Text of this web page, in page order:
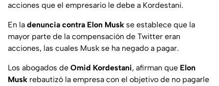
acciones que el empresario le debe a Kordestani.
En la denuncia contra Elon Musk se establece que la
mayor parte de la compensación de Twitter eran
acciones, las cuales Musk se ha negado a pagar.
Los abogados de Omid Kordestani, afirman que Elon
Musk rebautizó la empresa con el objetivo de no pagarle